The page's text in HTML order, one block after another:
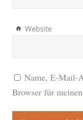
Website
Name, E-Mail-
Browser für